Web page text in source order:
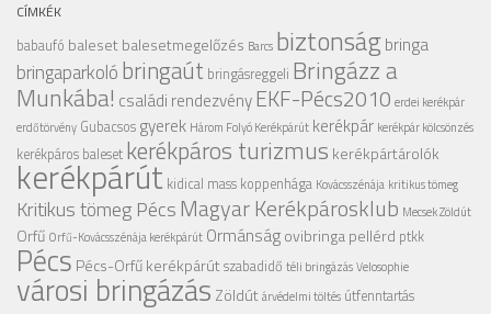
CÍMKÉK
babaufó balesetbalesetmegelőzés Barcs biztonságbringa
bringaparkolóbringaút bringásreggeli Bringázz a
Munkába! családi rendezvényEKF-Pécs2010 erdei kerékpár
erdőtörvény Gubacsos gyerek Három Folyó Kerékpárút kerékpár kerékpár kölcsönzés
kerékpáros baleset kerékpáros turizmus kerékpártárolók
kerékpárút kidical mass koppenhága Kovácsszénája kritikus tömeg
Kritikus tömeg PécsMagyar Kerékpárosklub Mecsek Zöldút
Orfű Orfű-Kovácsszénája kerékpárút Ormánságovibringapellérd ptkk
Pécs Pécs-Orfű kerékpárútszabadidő téli bringázásVelosophie
városi bringázás Zöldútárvédelmi töltés útfenntartás